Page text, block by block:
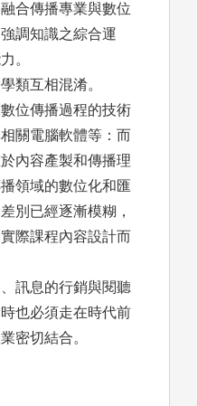
合傳播專業與數位
調知識之綜合運
。
類互相混淆。
位傳播過程的技術
關電腦軟體等：而
內容產製和傳播理
領域的數位化和匯
別已經逐漸模糊，
際課程內容設計而
訊息的行銷與閱聽
也必須走在時代前
密切結合。